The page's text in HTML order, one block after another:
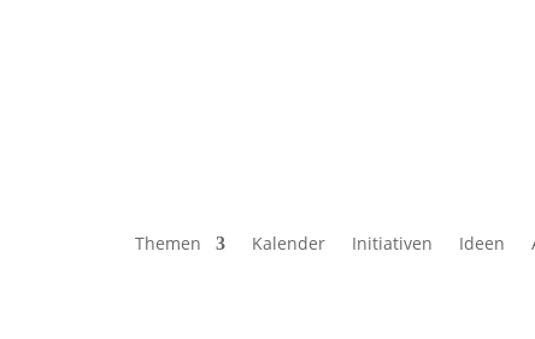
Themen Kalender Initiativen Ideen